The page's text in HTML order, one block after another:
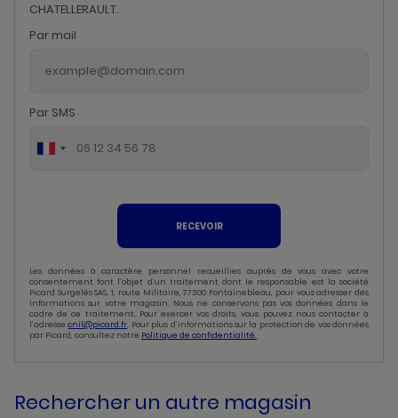
CHATELLERAULT.
Par mail
Par SMS
RECEVOIR
Les données à caractère personnel recueillies auprès de vous avec votre
consentement font l’objet d’un traitement dont le responsable est la société
Picard Surgelés SAS, 1, route Militaire, 77300 Fontainebleau, pour vous adresser des
informations sur votre magasin. Nous ne conservons pas vos données dans le
cadre de ce traitement. Pour exercer vos droits, vous pouvez nous contacter à
l’adressecnil@picard.fr. Pour plus d’informations sur la protection de vos données
par Picard, consultez notre Politique de confidentialité.
Rechercher un autre magasin